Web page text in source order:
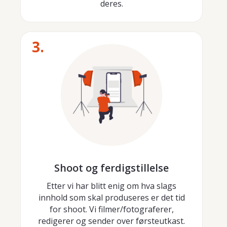
deres.
Shoot og ferdigstillelse
Etter vi har blitt enig om hva slags
innhold som skal produseres er det tid
for shoot. Vi filmer/fotograferer,
redigerer og sender over førsteutkast.
3.